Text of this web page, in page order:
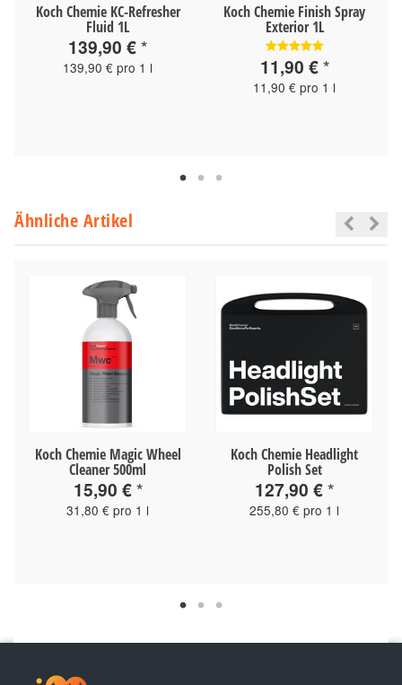
Koch Chemie KC-Refresher
Fluid 1L
139,90 €*
139,90 € pro 1 l
Koch Chemie Finish Spray
Exterior 1L
11,90 €*
11,90 € pro 1 l
Ähnliche Artikel
Koch Chemie Magic Wheel
Cleaner 500ml
15,90 €*
31,80 € pro 1 l
Koch Chemie Headlight
Polish Set
127,90 €*
255,80 € pro 1 l